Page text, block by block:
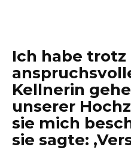
Ich habe
Kellnerin
unserer
sie mich
sie sagte: